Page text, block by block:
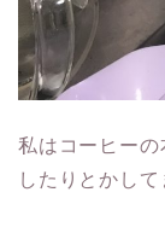
私はコーヒー
したりとかして